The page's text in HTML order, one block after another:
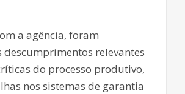
a agência, foram
descumprimentos relevantes
do processo produtivo,
nos sistemas de garantia